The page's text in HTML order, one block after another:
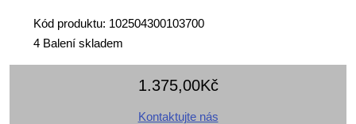
Kód produktu: 102504300103700
4 Balení skladem
1.375,00Kč
Kontaktujte nás